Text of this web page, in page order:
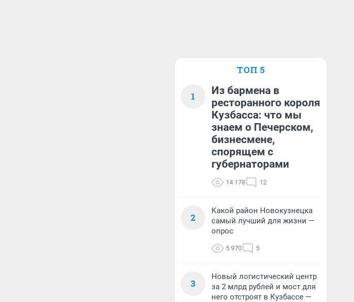
ТОП 5
1
Из бармена в
ресторанного короля
Кузбасса: что мы
знаем о Печерском,
бизнесмене,
спорящем с
губернаторами
14 178 12
2
Какой район Новокузнецка
самый лучший для жизни —
опрос
5 970 5
3
Новый логистический центр
за 2 млрд рублей и мост для
него отстроят в Кузбассе —